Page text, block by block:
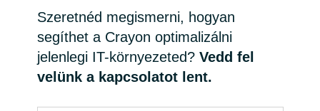
Szeretnéd megismerni, hogyan
segíthet a Crayon optimalizálni
jelenlegi IT-környezeted? Vedd fel
velünk a kapcsolatot lent.